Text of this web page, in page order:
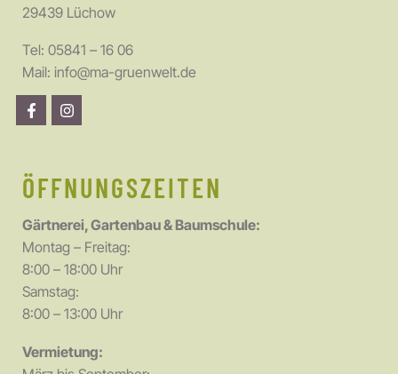
29439 Lüchow
Tel: 05841 – 16 06
Mail: info@ma-gruenwelt.de
ÖFFNUNGSZEITEN
Gärtnerei, Gartenbau & Baumschule:
Montag – Freitag:
8:00 – 18:00 Uhr
Samstag:
8:00 – 13:00 Uhr
Vermietung: